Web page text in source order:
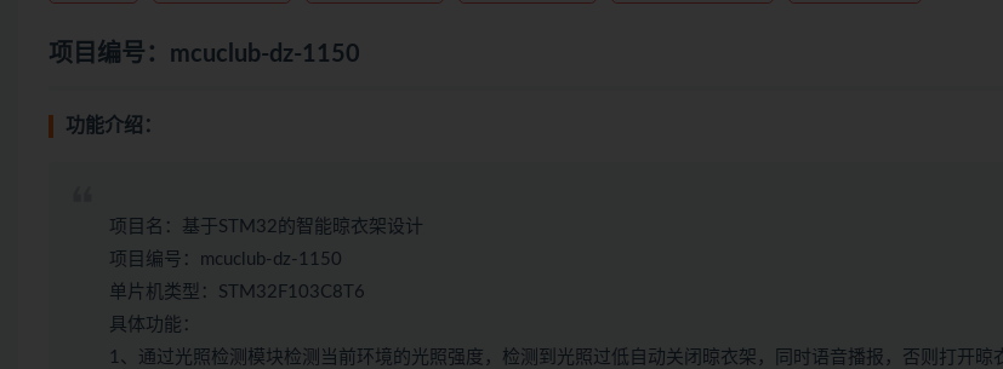
项目编号：mcuclub-dz-1150
功能介绍：
项目名：基于STM32的智能晾衣架设计
项目编号：mcuclub-dz-1150
单片机类型：STM32F103C8T6
具体功能：
1、通过光照检测模块检测当前环境的光照强度，检测到光照过低自动关闭晾衣架，同时语音播报，否则打开晾